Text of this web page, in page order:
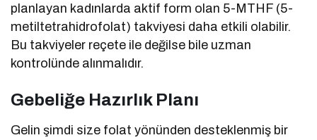
planlayan kadınlarda aktif form olan 5-MTHF (5-
metiltetrahidrofolat) takviyesi daha etkili olabilir.
Bu takviyeler reçete ile değilse bile uzman
kontrolünde alınmalıdır.
Gebeliğe Hazırlık Planı
Gelin şimdi size folat yönünden desteklenmiş bir